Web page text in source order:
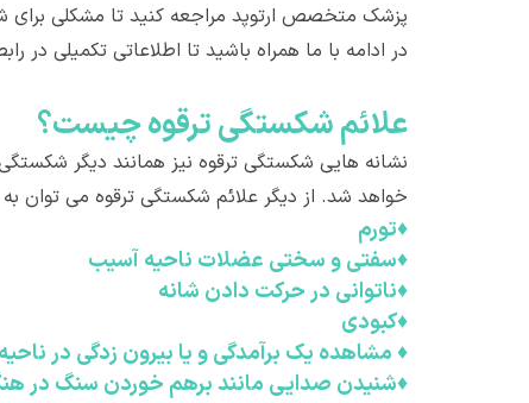
پزشک متخصص ارتوپد مراجعه کنید تا مشکلی برای
در ادامه با ما همراه باشید تا اطلاعاتی تکمیلی
علائم شکستگی ترقوه چيست؟
نشانه هایی شکستگی ترقوه نیز همانند دیگر
خواهد شد. از دیگر علائم شکستگی ترقوه می توان به
♦تورم
♦سفتی و سختی عضلات ناحیه آسیب
♦ناتوانی در حرکت دادن شانه
♦کبودی
♦مشاهده یک برآمدگی و یا بیرون زدگی در
♦شنیدن صدایی مانند برهم خوردن سنگ در